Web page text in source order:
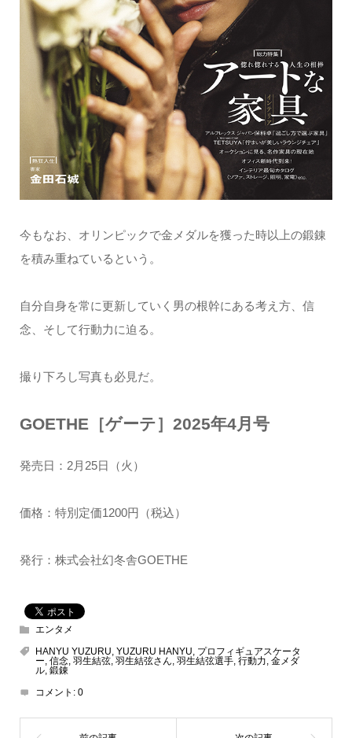
今もなお、オリンピックで金メダルを獲った時以上の鍛錬
を積み重ねているという。
自分自身を常に更新していく男の根幹にある考え方、信
念、そして行動力に迫る。
撮り下ろし写真も必見だ。
GOETHE［ゲーテ］2025年4月号
発売日：2月25日（火）
価格：特別定価1200円（税込）
発行：株式会社幻冬舎GOETHE
エンタメ
HANYU YUZURU, YUZURU HANYU, プロフィギュアスケータ
ー, 信念, 羽生結弦, 羽生結弦さん, 羽生結弦選手, 行動力, 金メダ
ル, 鍛錬
コメント: 0